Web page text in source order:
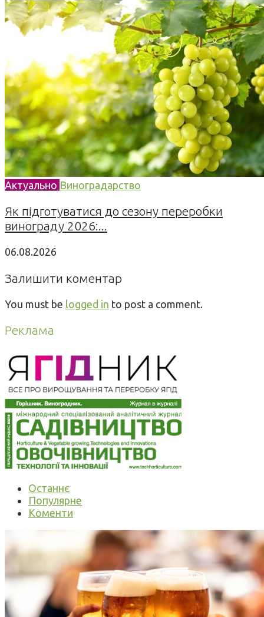
Актуально Виноградарство
Як підготуватися до сезону переробки
винограду 2026:...
06.08.2026
Залишити коментар
You must be logged in to post a comment.
Реклама
Останнє
Популярне
Коменти